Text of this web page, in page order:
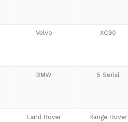
Volvo XC90
BMW 5 Serisi
Land Rover Range Rover